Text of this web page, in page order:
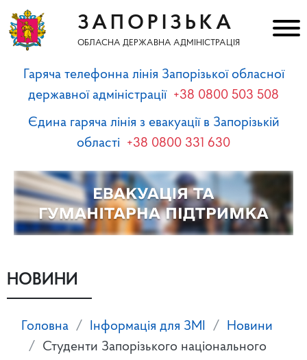
ЗАПОРІЗЬКА
ОБЛАСНА ДЕРЖАВНА АДМІНІСТРАЦІЯ
Гаряча телефонна лінія Запорізької обласної
державної адміністрації +38 0800 503 508
Єдина гаряча лінія з евакуації в Запорізькій
області +38 0800 331 630
НОВИНИ
Головна Інформація для ЗМІ
Новини
Студенти Запорізького національного